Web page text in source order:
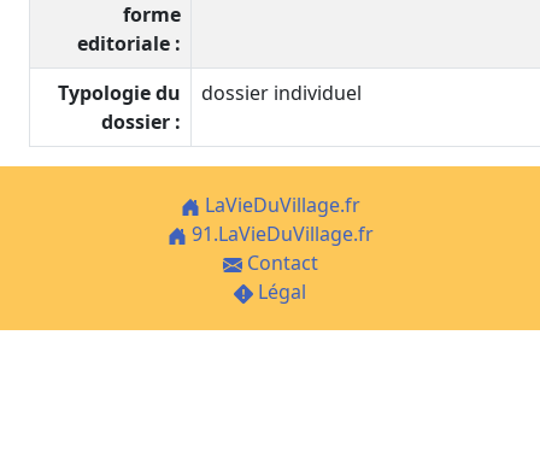
forme
editoriale :
Typologie du
dossier :
dossier individuel
LaVieDuVillage.fr
91.LaVieDuVillage.fr
Contact
Légal